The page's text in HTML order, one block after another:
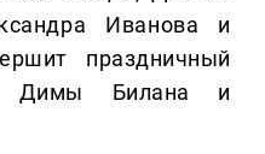
Иванова и
праздничный
Димы Билана и